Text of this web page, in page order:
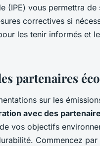
(IPE) vous permettra
correctives si
les tenir informés et
partenaires
sur les
avec des
vos objectifs
Commencez